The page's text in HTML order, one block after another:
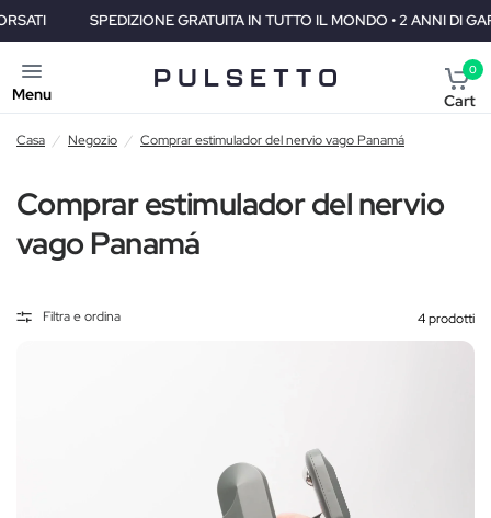
SPEDIZIONE GRATUITA IN TUTTO IL MONDO • 2 ANNI DI GARANZIA •
Menu
0
Cart
Casa / Negozio / Comprar estimulador del nervio vago Panamá
Comprar estimulador del nervio
vago Panamá
Filtra e ordina 4 prodotti